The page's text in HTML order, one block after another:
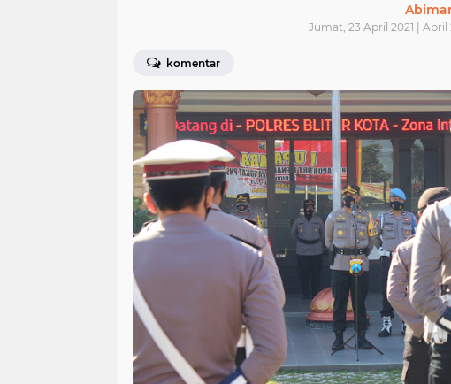
Jumat, 23 April 2021 | April
komentar